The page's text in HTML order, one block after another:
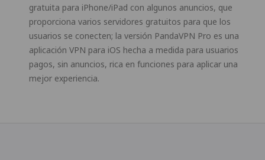
gratuita para iPhone/iPad con algunos anuncios, que
proporciona varios servidores gratuitos para que los
usuarios se conecten; la versión PandaVPN Pro es una
aplicación VPN para iOS hecha a medida para usuarios
pagos, sin anuncios, rica en funciones para aplicar una
mejor experiencia.